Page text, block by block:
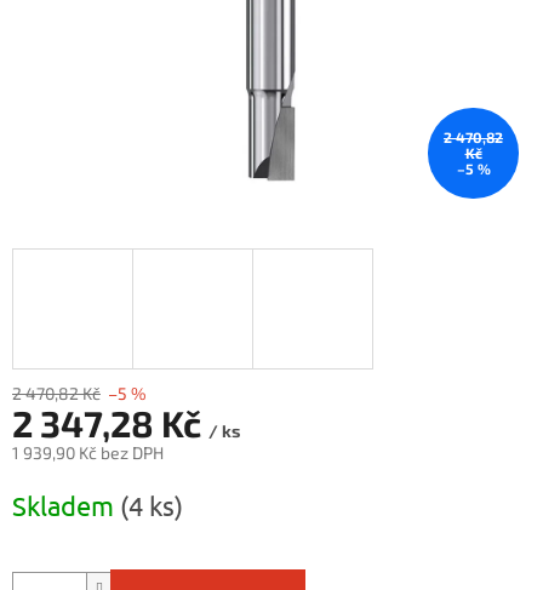
2 470,82
Kč
–5 %
2 470,82 Kč –5 %
2 347,28 Kč / ks
1 939,90 Kč bez DPH
cena:
Skladem (4 ks)